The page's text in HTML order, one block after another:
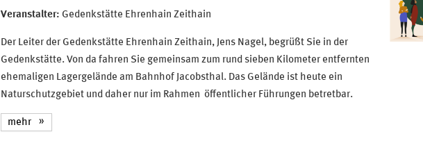
Veranstalter: Gedenkstätte Ehrenhain Zeithain
Der Leiter der Gedenkstätte Ehrenhain Zeithain, Jens Nagel, begrüßt Sie in der
Gedenkstätte. Von da fahren Sie gemeinsam zum rund sieben Kilometer entfernten
ehemaligen Lagergelände am Bahnhof Jacobsthal. Das Gelände ist heute ein
Naturschutzgebiet und daher nur im Rahmen öffentlicher Führungen betretbar.
mehr